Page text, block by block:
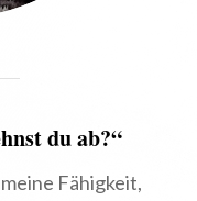
du ab?“
Fähigkeit,